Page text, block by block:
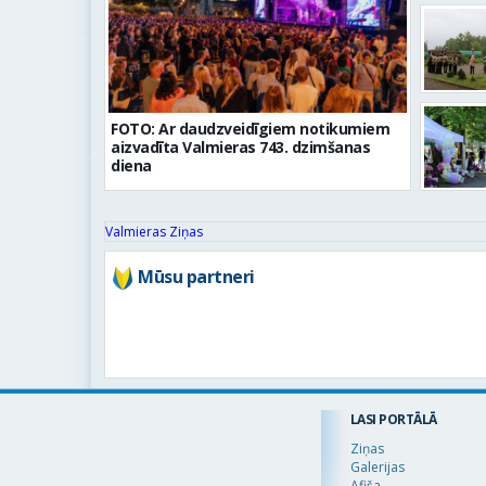
FOTO: Ar daudzveidīgiem notikumiem
aizvadīta Valmieras 743. dzimšanas
diena
Valmieras Ziņas
Mūsu partneri
LASI PORTĀLĀ
Ziņas
Galerijas